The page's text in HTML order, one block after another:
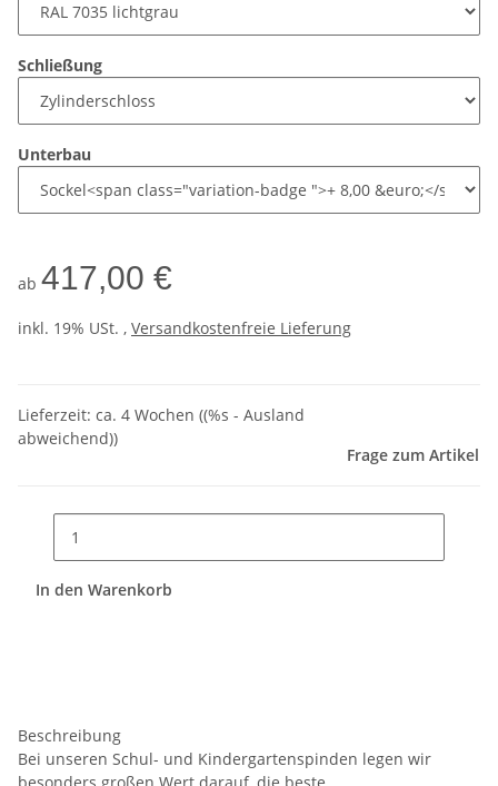
Schließung
Unterbau
ab 417,00 €
inkl. 19% USt. , Versandkostenfreie Lieferung
Lieferzeit: ca. 4 Wochen ((%s - Ausland
abweichend))
Frage zum Artikel
In den Warenkorb
Beschreibung
Bei unseren Schul- und Kindergartenspinden legen wir